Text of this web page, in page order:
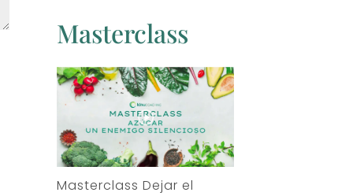
Masterclass
Masterclass Dejar el